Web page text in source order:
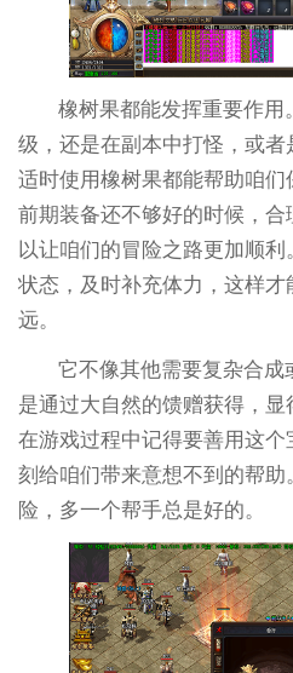
橡树果都能发挥重要作
级，还是在副本中打怪，或者
适时使用橡树果都能帮助咱
前期装备还不够好的时候，
以让咱们的冒险之路更加顺
状态，及时补充体力，这样
远。
它不像其他需要复杂合
是通过大自然的馈赠获得，
在游戏过程中记得要善用这
刻给咱们带来意想不到的帮助
险，多一个帮手总是好的。